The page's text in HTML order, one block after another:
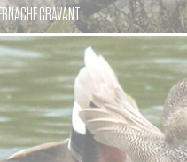
CRAVANT